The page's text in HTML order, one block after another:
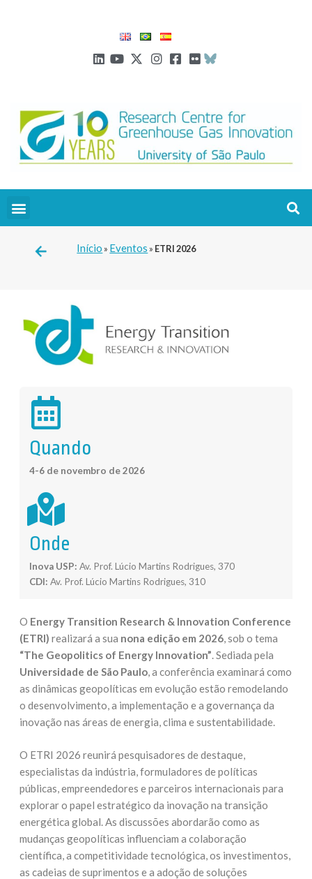
Início » Eventos » ETRI 2026
Quando
4-6 de novembro de 2026
Onde
Inova USP: Av. Prof. Lúcio Martins Rodrigues, 370
CDI: Av. Prof. Lúcio Martins Rodrigues, 310
O Energy Transition Research & Innovation Conference
(ETRI) realizará a sua nona edição em 2026, sob o tema
“The Geopolitics of Energy Innovation”. Sediada pela
Universidade de São Paulo, a conferência examinará como
as dinâmicas geopolíticas em evolução estão remodelando
o desenvolvimento, a implementação e a governança da
inovação nas áreas de energia, clima e sustentabilidade.
O ETRI 2026 reunirá pesquisadores de destaque,
especialistas da indústria, formuladores de políticas
públicas, empreendedores e parceiros internacionais para
explorar o papel estratégico da inovação na transição
energética global. As discussões abordarão como as
mudanças geopolíticas influenciam a colaboração
científica, a competitividade tecnológica, os investimentos,
as cadeias de suprimentos e a adoção de soluções